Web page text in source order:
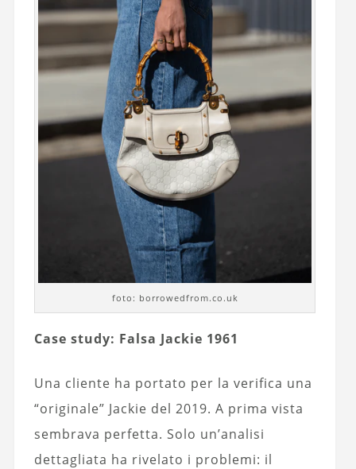
foto: borrowedfrom.co.uk
Case study: Falsa Jackie 1961
Una cliente ha portato per la verifica una
“originale” Jackie del 2019. A prima vista
sembrava perfetta. Solo un’analisi
dettagliata ha rivelato i problemi: il